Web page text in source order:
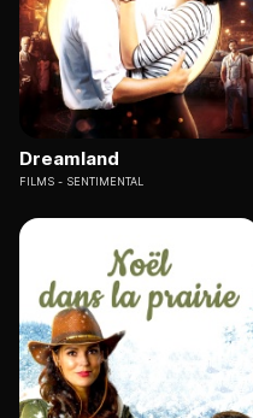
Dreamland
FILMS SENTIMENTAL